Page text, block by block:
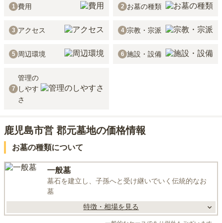
1 費用 2 お墓の種類
3 アクセス 4 宗教・宗派
5 周辺環境 6 施設・設備
7
管理の
しやす
さ
鹿児島市営 郡元墓地の価格情報
お墓の種類について
一般墓
墓石を建立し、子孫へと受け継いでいく伝統的なお
墓
特徴・相場を見る